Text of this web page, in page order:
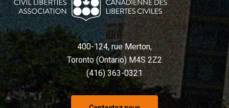
400-124, rue Merton,
Toronto (Ontario) M4S 2Z2
(416) 363-0321